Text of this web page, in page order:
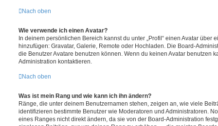
Nach oben
Wie verwende ich einen Avatar?
In deinem persönlichen Bereich kannst du unter „Profil“ einen Avatar über
hinzufügen: Gravatar, Galerie, Remote oder Hochladen. Die Board-
die Benutzer Avatare benutzen können. Wenn du keinen Avatar benutzen
Administration kontaktieren.
Nach oben
Was ist mein Rang und wie kann ich ihn ändern?
Ränge, die unter deinem Benutzernamen stehen, zeigen an, wie viele
identifizieren bestimmte Benutzer wie Moderatoren und Administratoren.
eines Ranges nicht direkt ändern, da sie von der Board-Administration